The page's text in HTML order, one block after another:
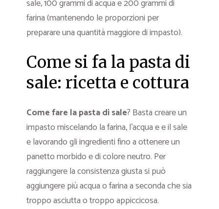
sale, 100 grammi di acqua e 200 grammi di
farina (mantenendo le proporzioni per
preparare una quantità maggiore di impasto).
Come si fa la pasta di
sale: ricetta e cottura
Come fare la pasta di sale? Basta creare un
impasto miscelando la farina, l’acqua e e il sale
e lavorando gli ingredienti fino a ottenere un
panetto morbido e di colore neutro. Per
raggiungere la consistenza giusta si può
aggiungere più acqua o farina a seconda che sia
troppo asciutta o troppo appiccicosa.